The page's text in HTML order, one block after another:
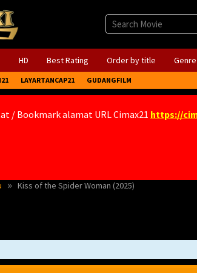
HD Best Rating Order by title Genre
LAYARTANCAP21 GUDANGFILM
/ Bookmark alamat URL Cimax21 https://
Kiss of the Spider Woman (2025)